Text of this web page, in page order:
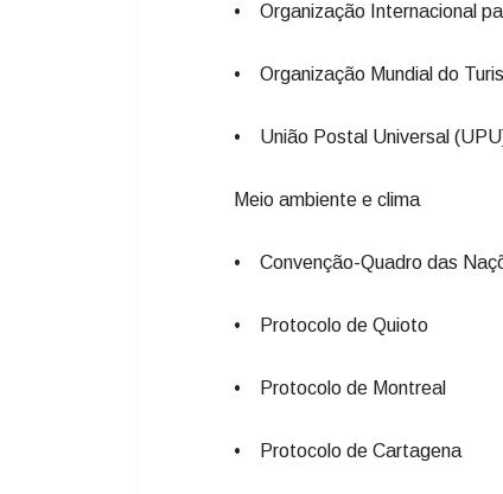
• Organização Internacional
• Organização Mundial do
• União Postal Universal
Meio ambiente e clima
• Convenção-Quadro das
• Protocolo de Quioto
• Protocolo de Montreal
• Protocolo de Cartagena